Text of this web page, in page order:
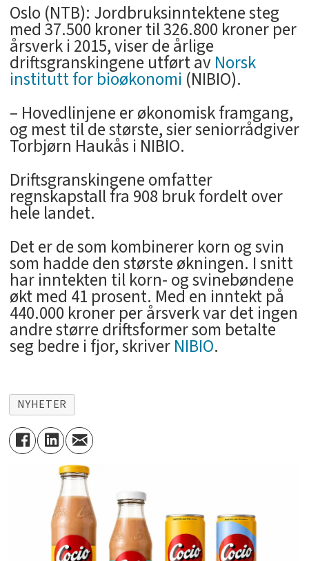
Oslo (NTB): Jordbruksinntektene steg
med 37.500 kroner til 326.800 kroner per
årsverk i 2015, viser de årlige
driftsgranskingene utført avNorsk
institutt for bioøkonomi (NIBIO).
– Hovedlinjene er økonomisk framgang,
og mest til de største, sier seniorrådgiver
Torbjørn Haukås i NIBIO.
Driftsgranskingene omfatter
regnskapstall fra 908 bruk fordelt over
hele landet.
Det er de som kombinerer korn og svin
som hadde den største økningen. I snitt
har inntekten til korn- og svinebøndene
økt med 41 prosent. Med en inntekt på
440.000 kroner per årsverk var det ingen
andre større driftsformer som betalte
seg bedre i fjor, skriverNIBIO.
NYHETER